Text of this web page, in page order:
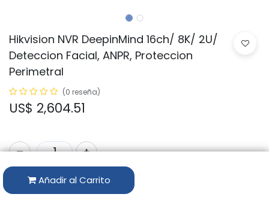
Hikvision NVR DeepinMind 16ch/ 8K/ 2U/
Deteccion Facial, ANPR, Proteccion
Perimetral
(0 reseña)
US$ 2,604.51
Añadir al Carrito
Código: iDS-9616NXI-M8/X